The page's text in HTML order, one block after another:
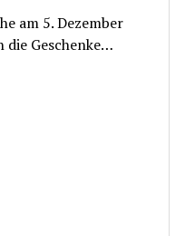
am 5. Dezember
die Geschenke…